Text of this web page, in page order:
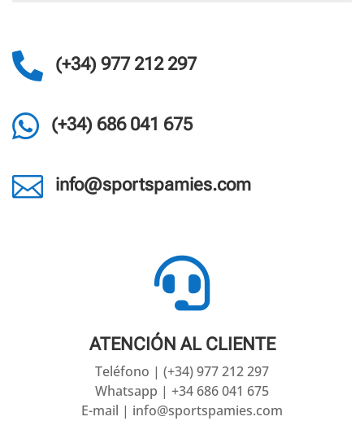
 (+34) 977 212 297
 (+34) 686 041 675
 info@sportspamies.com

ATENCIÓN AL CLIENTE
Teléfono | (+34) 977 212 297
Whatsapp | +34 686 041 675
E-mail | info@sportspamies.com